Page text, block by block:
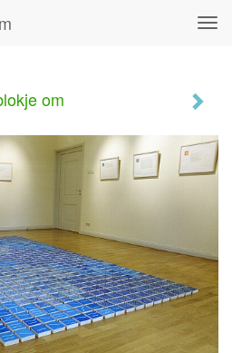
om